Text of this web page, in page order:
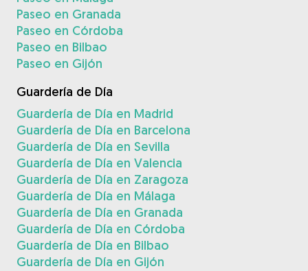
Paseo en Granada
Paseo en Córdoba
Paseo en Bilbao
Paseo en Gijón
Guardería de Día
Guardería de Día en Madrid
Guardería de Día en Barcelona
Guardería de Día en Sevilla
Guardería de Día en Valencia
Guardería de Día en Zaragoza
Guardería de Día en Málaga
Guardería de Día en Granada
Guardería de Día en Córdoba
Guardería de Día en Bilbao
Guardería de Día en Gijón